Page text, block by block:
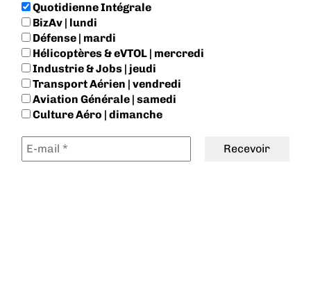
Quotidienne Intégrale
BizAv | lundi
Défense | mardi
Hélicoptères & eVTOL | mercredi
Industrie & Jobs | jeudi
Transport Aérien | vendredi
Aviation Générale | samedi
Culture Aéro | dimanche